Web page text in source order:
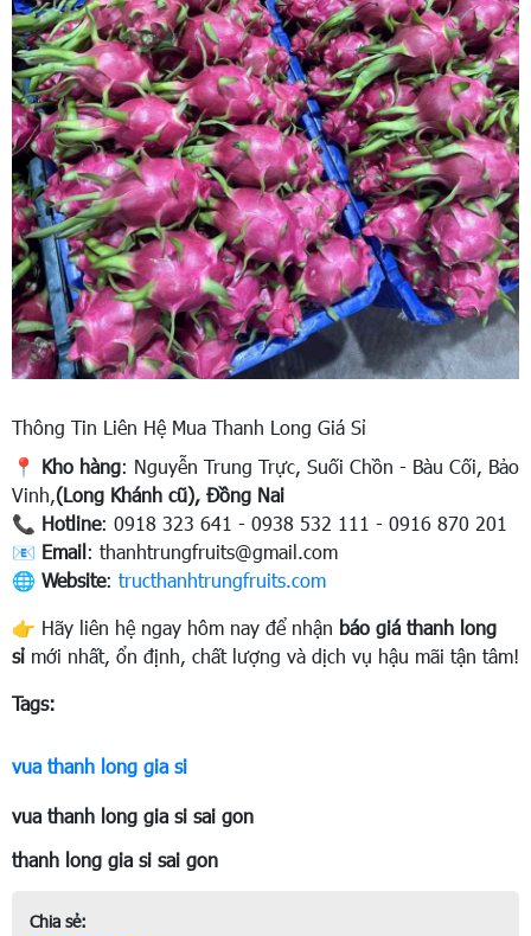
Thông Tin Liên Hệ Mua Thanh Long Giá Sỉ
📍 Kho hàng: Nguyễn Trung Trực, Suối Chồn - Bàu Cối, Bảo
Vinh, (Long Khánh cũ), Đồng Nai
📞 Hotline: 0918 323 641 - 0938 532 111 - 0916 870 201
📧 Email: thanhtrungfruits@gmail.com
🌐 Website: tructhanhtrungfruits.com
👉 Hãy liên hệ ngay hôm nay để nhận báo giá thanh long
sỉ mới nhất, ổn định, chất lượng và dịch vụ hậu mãi tận tâm!
Tags:
vua thanh long gia si
vua thanh long gia si sai gon
thanh long gia si sai gon
Chia sẻ: